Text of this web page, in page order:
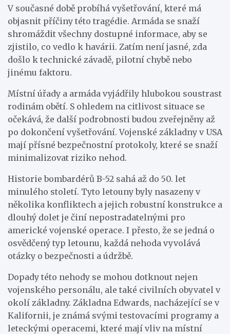
V současné době probíhá vyšetřování, které má
objasnit příčiny této tragédie. Armáda se snaží
shromáždit všechny dostupné informace, aby se
zjistilo, co vedlo k havárii. Zatím není jasné, zda
došlo k technické závadě, pilotní chybě nebo
jinému faktoru.
Místní úřady a armáda vyjádřily hlubokou soustrast
rodinám obětí. S ohledem na citlivost situace se
očekává, že další podrobnosti budou zveřejněny až
po dokončení vyšetřování. Vojenské základny v USA
mají přísné bezpečnostní protokoly, které se snaží
minimalizovat riziko nehod.
Historie bombardérů B-52 sahá až do 50. let
minulého století. Tyto letouny byly nasazeny v
několika konfliktech a jejich robustní konstrukce a
dlouhý dolet je činí nepostradatelnými pro
americké vojenské operace. I přesto, že se jedná o
osvědčený typ letounu, každá nehoda vyvolává
otázky o bezpečnosti a údržbě.
Dopady této nehody se mohou dotknout nejen
vojenského personálu, ale také civilních obyvatel v
okolí základny. Základna Edwards, nacházející se v
Kalifornii, je známá svými testovacími programy a
leteckými operacemi, které mají vliv na místní